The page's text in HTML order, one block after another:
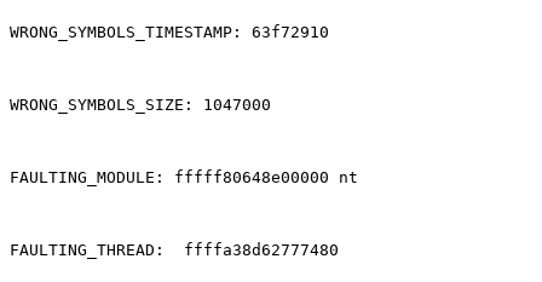
WRONG_SYMBOLS_TIMESTAMP: 63f72910
WRONG_SYMBOLS_SIZE: 1047000
FAULTING_MODULE: fffff80648e00000 nt
FAULTING_THREAD:  ffffa38d62777480